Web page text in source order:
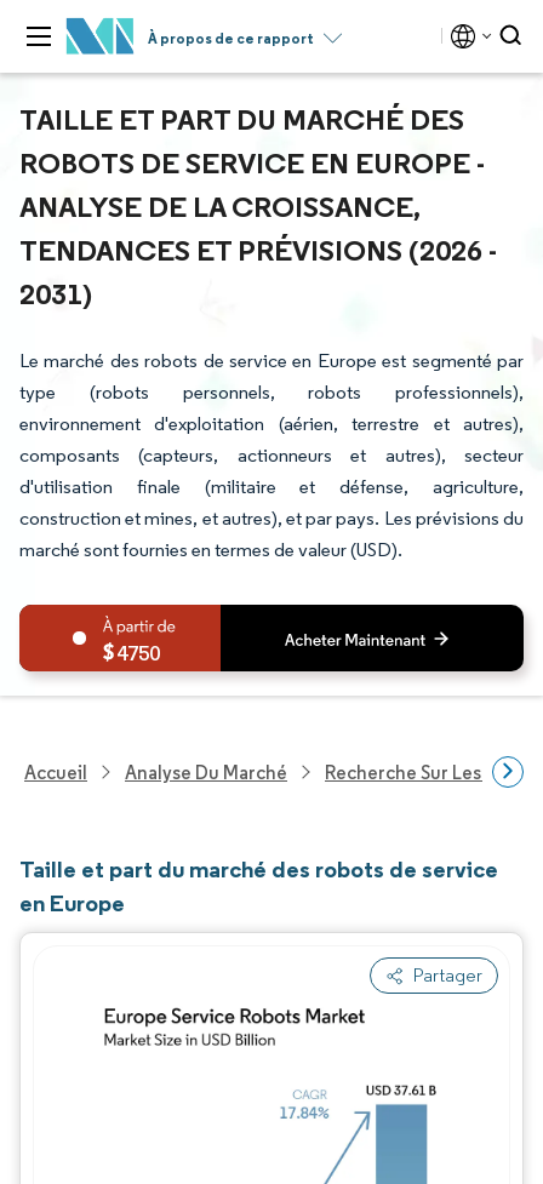
À propos de ce rapport
TAILLE ET PART DU MARCHÉ DES
ROBOTS DE SERVICE EN EUROPE -
ANALYSE DE LA CROISSANCE,
TENDANCES ET PRÉVISIONS (2026 -
2031)
Le marché des robots de service en Europe est segmenté par
type (robots personnels, robots professionnels),
environnement d'exploitation (aérien, terrestre et autres),
composants (capteurs, actionneurs et autres), secteur
d'utilisation finale (militaire et défense, agriculture,
construction et mines, et autres), et par pays. Les prévisions du
marché sont fournies en termes de valeur (USD).
4750
Accueil Analyse Du Marché Recherche Sur Les
Taille et part du marché des robots de service
en Europe
Partager